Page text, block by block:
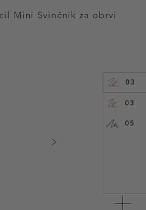
Mini Svinčnik za obrvi
03
03
05